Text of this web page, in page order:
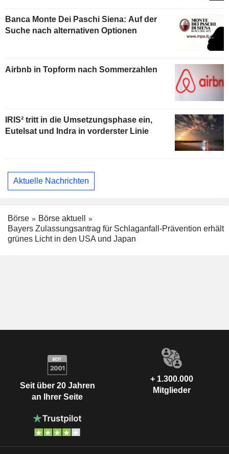
Banca Monte Dei Paschi Siena: Auf der
Suche nach alternativen Optionen
Airbnb in Topform nach Sommerzahlen
IRIS² tritt in die Umsetzungsphase ein,
Eutelsat und Indra in vorderster Linie
Aktuelle Nachrichten
Börse
Börse aktuell
Bayers Zulassungsantrag für Schlaganfall-Prävention erhält
grünes Licht in den USA und Japan
Seit über 20 Jahren
an Ihrer Seite
+ 1.300.000
Mitglieder